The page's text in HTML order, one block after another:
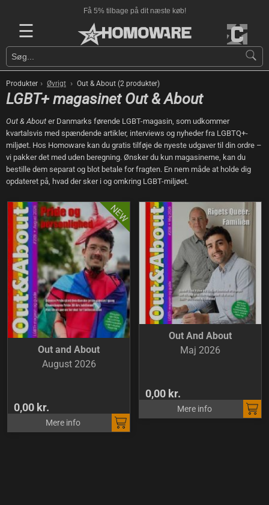
Få 5% tilbage på dit næste køb!
☰
Produkter › Øvrigt › Out & About (2 produkter)
LGBT+ magasinet Out & About
Out & About er Danmarks førende LGBT-magasin, som udkommer
kvartalsvis med spændende artikler, interviews og nyheder fra LGBTQ+-
miljøet. Hos Homoware kan du gratis tilføje de nyeste udgaver til din ordre –
vi pakker det med uden beregning. Ønsker du kun magasinerne, kan du
bestille dem separat og blot betale for fragten. En nem måde at holde dig
opdateret på, hvad der sker i og omkring LGBT-miljøet.
Out and About
August 2026
0,00 kr.
Mere info
Out And About
Maj 2026
0,00 kr.
Mere info